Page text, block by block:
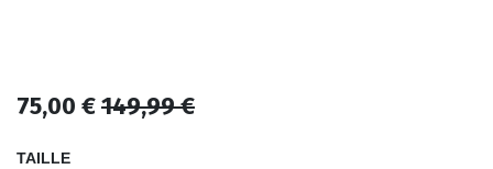
75,00 €149,99€
TAILLE